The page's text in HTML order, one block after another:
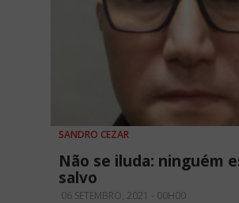
SANDRO CEZAR
Não se iluda: ninguém
salvo
06 SETEMBRO, 2021 - 00H00